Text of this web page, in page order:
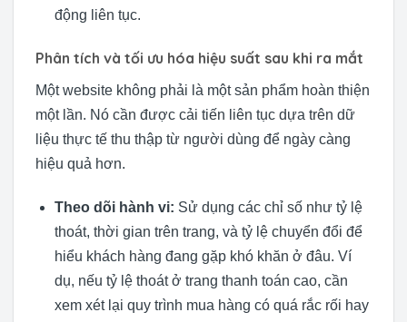
động liên tục.
Phân tích và tối ưu hóa hiệu suất sau khi ra mắt
Một website không phải là một sản phẩm hoàn thiện
một lần. Nó cần được cải tiến liên tục dựa trên dữ
liệu thực tế thu thập từ người dùng để ngày càng
hiệu quả hơn.
Theo dõi hành vi: Sử dụng các chỉ số như tỷ lệ
thoát, thời gian trên trang, và tỷ lệ chuyển đổi để
hiểu khách hàng đang gặp khó khăn ở đâu. Ví
dụ, nếu tỷ lệ thoát ở trang thanh toán cao, cần
xem xét lại quy trình mua hàng có quá rắc rối hay